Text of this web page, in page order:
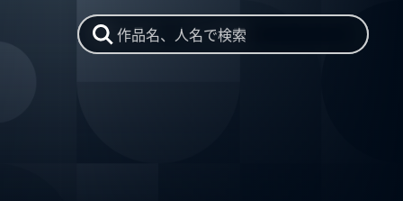
作品名、人名で検索